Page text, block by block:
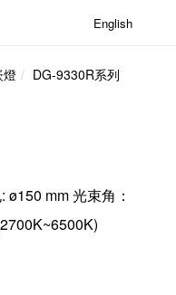
English
燈 DG-9330R系列
mm 光束角：